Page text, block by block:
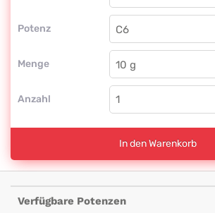
Potenz
Globuli
C6
Menge
Globuli
Anzahl
In den Warenkorb
Verfügbare Potenzen